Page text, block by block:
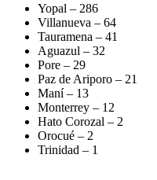
Yopal – 286
Villanueva – 64
Tauramena – 41
Aguazul – 32
Pore – 29
Paz de Ariporo – 21
Maní – 13
Monterrey – 12
Hato Corozal – 2
Orocué – 2
Trinidad – 1